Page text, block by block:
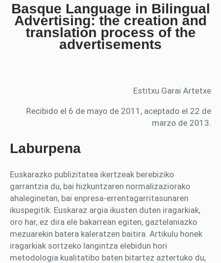
Basque Language in Bilingual
Advertising: the creation and
translation process of the
advertisements
Estitxu Garai Artetxe
Recibido el 6 de mayo de 2011, aceptado el 22 de
marzo de 2013.
Laburpena
Euskarazko publizitatea ikertzeak berebiziko
garrantzia du, bai hizkuntzaren normalizaziorako
ahaleginetan, bai enpresa-errentagarritasunaren
ikuspegitik. Euskaraz argia ikusten duten iragarkiak,
oro har, ez dira ele bakarrean egiten, gaztelaniazko
mezuarekin batera kaleratzen baitira. Artikulu honek
iragarkiak sortzeko langintza elebidun hori
metodologia kualitatibo baten bitartez aztertuko du,